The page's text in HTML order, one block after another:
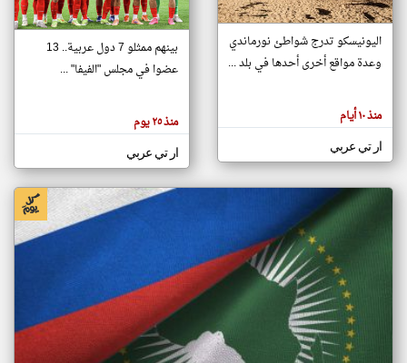
تغيير الدولة
اخبار جزر القمر على مدار الساعة
أهم اخبار جزر القمر العاجلة والمباشرة
هنا عن
وجهة
كاتبيها.
اليونيسكو تدرج شواطئ نورماندي
وعدة مواقع أخرى أحدها في بلد ...
منذ ١٠ أيام
ار تي عربي
بينهم ممثلو 7 دول عربية.. 13
عضوا في مجلس "الفيفا" ...
منذ ٢٥ يوم
ار تي عربي
klyoum.com